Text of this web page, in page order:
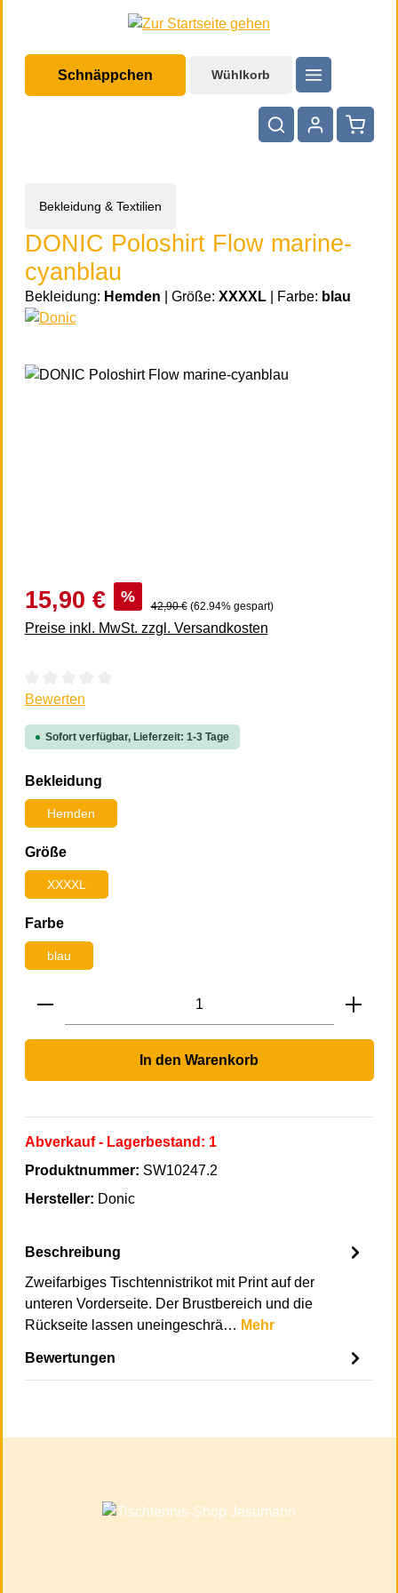
Schnäppchen Wühlkorb
Bekleidung & Textilien
DONIC Poloshirt Flow marine-
cyanblau
Bekleidung: Hemden Größe: XXXXL Farbe: blau
Bildergalerie überspringen
15,90 € %
42,90 € (62.94% gespart)
Preise inkl. MwSt. zzgl. Versandkosten
Durchschnittliche Bewertung von 0 von 5 Sternen
Bewerten
Sofort verfügbar, Lieferzeit: 1-3 Tage
Bekleidungauswählen
Hemden
Größeauswählen
XXXXL
Farbeauswählen
blau
Produkt Anzahl: Gib den gewünschten
In den Warenkorb
Abverkauf- Lagerbestand: 1
Produktnummer: SW10247.2
Hersteller: Donic
Beschreibung
Zweifarbiges Tischtennistrikot mit Print auf der
unteren Vorderseite. Der Brustbereich und die
Rückseite lassen uneingeschrä… Mehr
Bewertungen